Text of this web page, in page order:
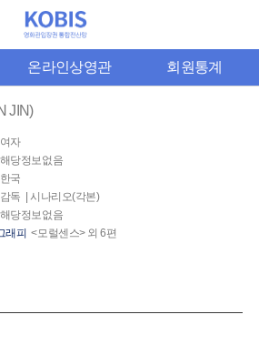
온라인상영관 회원통계
JIN)
여자
해당정보없음
한국
감독 | 시나리오(각본)
해당정보없음
래피 <모럴센스> 외 6편